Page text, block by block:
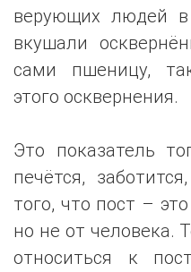
верующих людей
вкушали
сами пшеницу,
этого осквернения.
Это показатель
печётся,
того, что пост –
но не от
относиться к